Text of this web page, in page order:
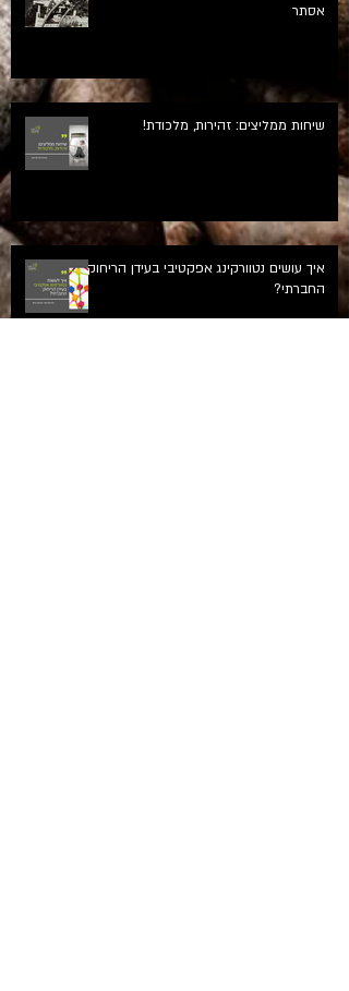
אסתר
שיחות ממליצים: זהירות, מלכודת!
איך עושים נטוורקינג אפקטיבי בעידן הריחוק
החברתי?